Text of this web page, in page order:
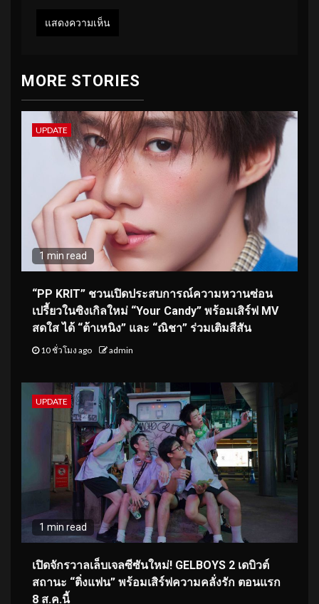
MORE STORIES
UPDATE
1 min read
“PP KRIT” ชวนเปิดประสบการณ์ความหวานซ่อน
เปรี้ยวในซิงเกิลใหม่ “Your Candy” พร้อมเสิร์ฟ MV
สดใส ได้ “ต้าเหนิง” และ “ณิชา” ร่วมเติมสีสัน
10 ชั่วโมง ago admin
UPDATE
1 min read
เปิดจักรวาลเล็บเจลซีซันใหม่! GELBOYS 2 เดบิวต์
สถานะ “ติ่งแฟน” พร้อมเสิร์ฟความคลั่งรัก ตอนแรก
8 ส.ค.นี้